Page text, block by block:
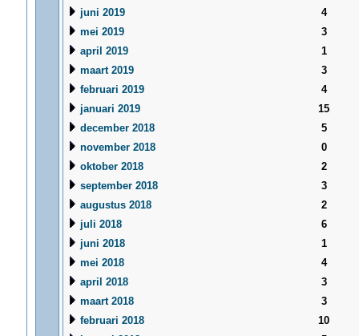
juni 2019
4
mei 2019
3
april 2019
1
maart 2019
3
februari 2019
4
januari 2019
15
december 2018
5
november 2018
0
oktober 2018
2
september 2018
3
augustus 2018
2
juli 2018
6
juni 2018
1
mei 2018
4
april 2018
3
maart 2018
3
februari 2018
10